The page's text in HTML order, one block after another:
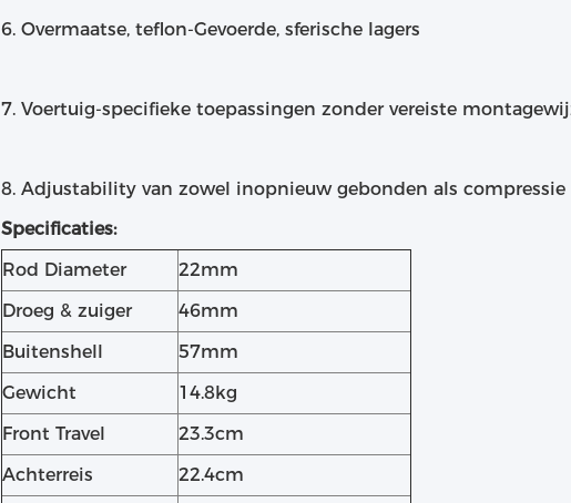
6. Overmaatse, teflon-Gevoerde, sferische lagers
7. Voertuig-specifieke toepassingen zonder vereiste
8. Adjustability van zowel inopnieuw gebonden als compressie
Specificaties:
Rod Diameter
22mm
Droeg & zuiger
46mm
Buitenshell
57mm
Gewicht
14.8kg
Front Travel
23.3cm
Achterreis
22.4cm